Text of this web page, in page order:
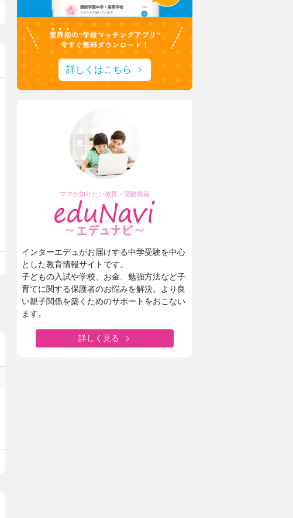
詳しくはこちら
ママが知りたい教育・受験情報
インターエデュがお届けする中学受験を中心
とした教育情報サイトです。
子どもの入試や学校、お金、勉強方法など子
育てに関する保護者のお悩みを解決。より良
い親子関係を築くためのサポートをおこない
ます。
詳しく見る